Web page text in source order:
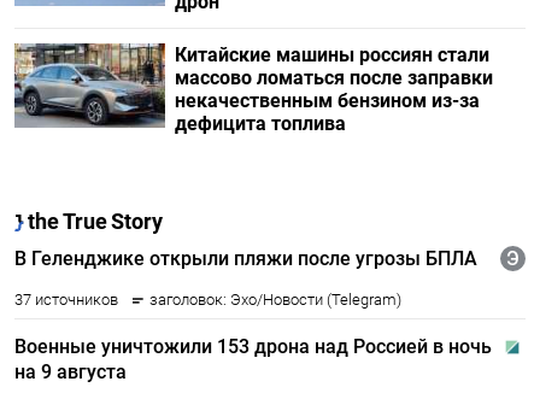
Китайские машины россиян стали
массово ломаться после заправки
некачественным бензином из-за
дефицита топлива